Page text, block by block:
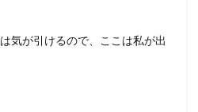
気が引けるので、ここは私が出